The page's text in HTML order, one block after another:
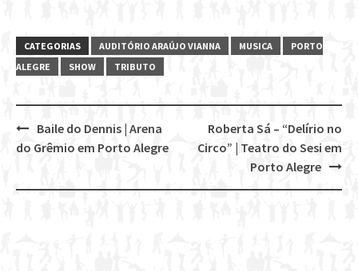
CATEGORIAS AUDITÓRIO ARAÚJO VIANNA MUSICA
PORTO
ALEGRE
SHOW TRIBUTO
Post
Roberta Sá – “Delírio no
Circo” | Teatro do Sesi em
Porto Alegre
Baile do Dennis | Arena
do Grêmio em Porto Alegre